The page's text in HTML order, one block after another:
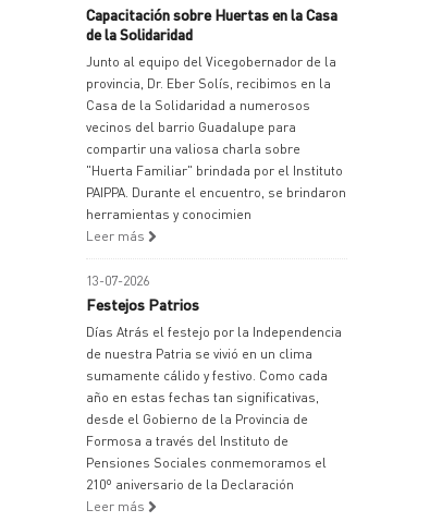
Capacitación sobre Huertas en la Casa
de la Solidaridad
Junto al equipo del Vicegobernador de la
provincia, Dr. Eber Solís, recibimos en la
Casa de la Solidaridad a numerosos
vecinos del barrio Guadalupe para
compartir una valiosa charla sobre
"Huerta Familiar" brindada por el Instituto
PAIPPA. Durante el encuentro, se brindaron
herramientas y conocimien
Leer más
13-07-2026
Festejos Patrios
Días Atrás el festejo por la Independencia
de nuestra Patria se vivió en un clima
sumamente cálido y festivo. Como cada
año en estas fechas tan significativas,
desde el Gobierno de la Provincia de
Formosa a través del Instituto de
Pensiones Sociales conmemoramos el
210º aniversario de la Declaración
Leer más